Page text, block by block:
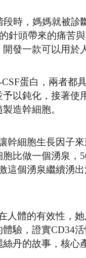
時，媽媽就被
針頭帶來的痛苦
發一款可以用於
蛋白，兩者都
以鈍化，接著使
造幹細胞。
幹細胞生長因子
比做一個湧泉
這個湧泉繼續湧
體的有效性，
驗，證實CD34
丹的故事，核